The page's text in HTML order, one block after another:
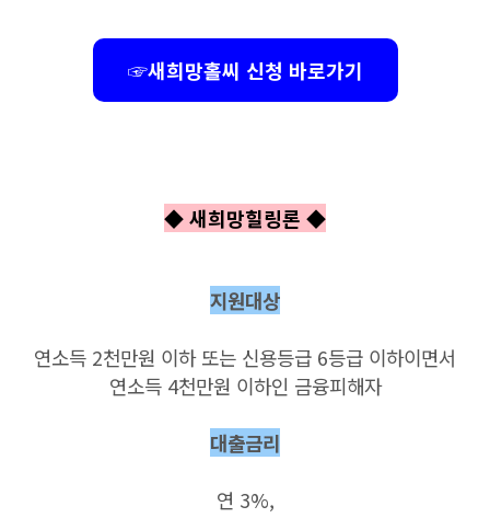
☞새희망홀씨 신청 바로가기
◆ 새희망힐링론 ◆
지원대상
연소득 2천만원 이하 또는 신용등급 6등급 이하이면서
연소득 4천만원 이하인 금융피해자
대출금리
연 3%,